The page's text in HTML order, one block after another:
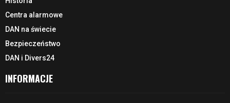
Centra alarmowe
DAN na świecie
Bezpieczeństwo
DAN i Divers24
INFORMACJE